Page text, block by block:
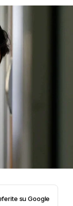
su Google